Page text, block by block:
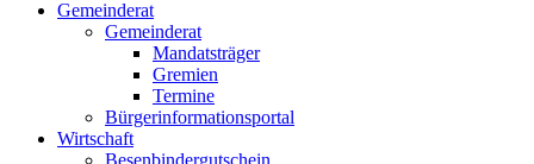
Gemeinderat
Gemeinderat
Mandatsträger
Gremien
Termine
Bürgerinformationsportal
Wirtschaft
Besenbindergutschein